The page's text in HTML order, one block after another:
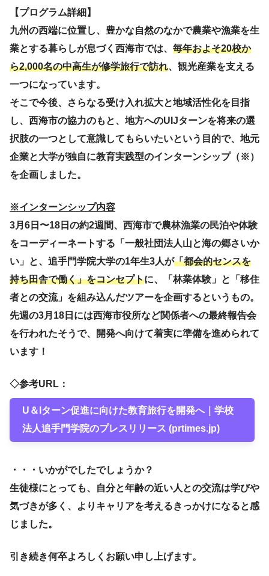
【プログラム詳細】
九州の西端に位置し、豊かな自然のなかで農業や漁業を生
業とする暮らしが息づく西海市では、 毎年およそ20校か
ら2,000名の中高生が修学旅行で訪れ、観光産業を支える
一つになっています。
そこで今後、さらなる受け入れ拡大と地域活性化を目指
し、西海市の協力のもと、地方へのUIJターンを将来の選
択肢の一つとして意識してもらいたいという目的で、地元
企業と大学が独自に教育実践型のインターンシップ（※）
を企画しました。
※インターンシップ内容
3月6日〜18日の約2週間、西海市で農林漁業の民泊や体験
をコーディーネートする「一般社団法人山と海の郷さいか
い」と、追手門学院大学の1年生3人が「都会的センスを
持ち田舎で働く」をコンセプトに、「林業体験」と「移住
者との交流」を組み込んだツアーを企画するというもの。
先週の3月18日には西海市役所など関係者への最終報告会
を行われたそうで、開発へ向けて着実に準備を進められて
います！
◇参考URL：
U＆Iターン促進に向けた教育旅行を開発へ｜学校
法人追手門学院のプレスリリース (prtimes.jp)
・・・いかがでしたでしょうか？
生徒様にとっても、自分と年齢の近い人との交流は学びや
気づきが多く、よりキャリアを考えるきっかけになると感
じました。
引き続き何卒よろしくお願い申し上げます。